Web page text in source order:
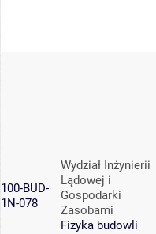
100-BUD-
1N-078
Wydział Inżynierii
Lądowej i
Gospodarki
Zasobami
Fizyka budowli